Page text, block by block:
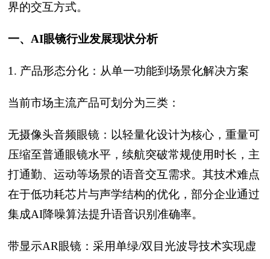
界的交互方式。
一、AI眼镜行业发展现状分析
1. 产品形态分化：从单一功能到场景化解决方案
当前市场主流产品可划分为三类：
无摄像头音频眼镜：以轻量化设计为核心，重量可
压缩至普通眼镜水平，续航突破常规使用时长，主
打通勤、运动等场景的语音交互需求。其技术难点
在于低功耗芯片与声学结构的优化，部分企业通过
集成AI降噪算法提升语音识别准确率。
带显示AR眼镜：采用单绿/双目光波导技术实现虚